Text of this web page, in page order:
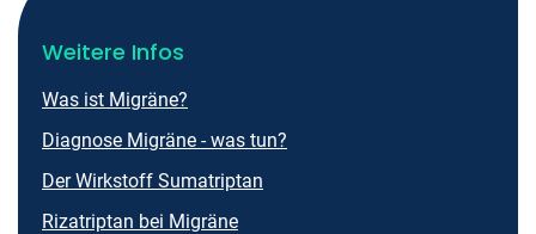
Weitere Infos
Was ist Migräne?
Diagnose Migräne - was tun?
Der Wirkstoff Sumatriptan
Rizatriptan bei Migräne